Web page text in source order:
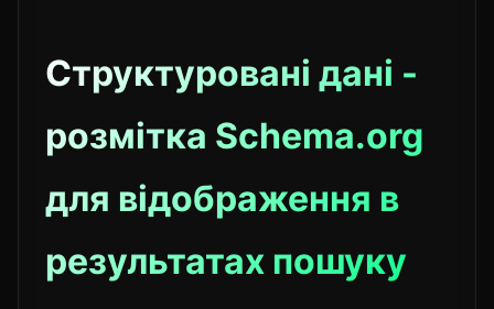
Структуровані дані -
розмітка Schema.org
для відображення в
результатах пошуку